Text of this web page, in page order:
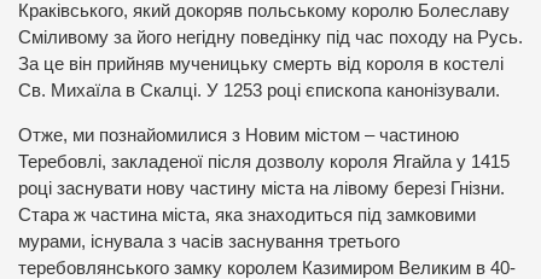
Краківського, який докоряв польському королю Болеславу
Сміливому за його негідну поведінку під час походу на Русь.
За це він прийняв мученицьку смерть від короля в костелі
Св. Михаїла в Скалці. У 1253 році єпископа канонізували.
Отже, ми познайомилися з Новим містом – частиною
Теребовлі, закладеної після дозволу короля Ягайла у 1415
році заснувати нову частину міста на лівому березі Гнізни.
Стара ж частина міста, яка знаходиться під замковими
мурами, існувала з часів заснування третього
теребовлянського замку королем Казимиром Великим в 40-